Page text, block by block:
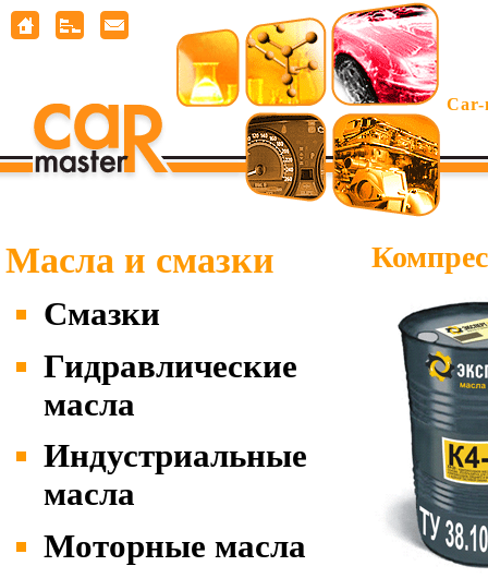
Масла и смазки
Смазки
Гидравлические
масла
Индустриальные
масла
Моторные масла